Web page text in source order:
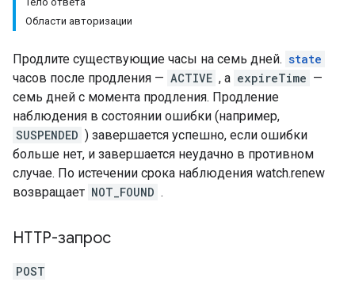
Области авторизации
Продлите существующие часы на семь дней. state
часов после продления — ACTIVE , а expireTime —
семь дней с момента продления. Продление
наблюдения в состоянии ошибки (например,
SUSPENDED ) завершается успешно, если ошибки
больше нет, и завершается неудачно в противном
случае. По истечении срока наблюдения watch.renew
возвращает NOT_FOUND .
HTTP-запрос
POST